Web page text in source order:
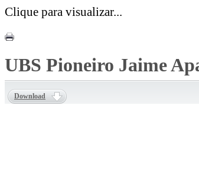
Clique para visualizar...
UBS Pioneiro Jaime
Download